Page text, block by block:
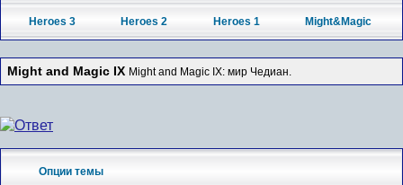
Heroes 3 Heroes 2 Heroes 1 Might&Magic
Might and Magic IX Might and Magic IX: мир Чедиан.
Опции темы